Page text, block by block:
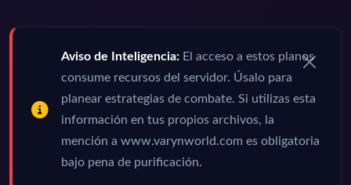
Aviso de Inteligencia: El acceso a estos planos
consume recursos del servidor. Úsalo para
planear estrategias de combate. Si utilizas esta
información en tus propios archivos, la
mención a www.varynworld.com es obligatoria
bajo pena de purificación.